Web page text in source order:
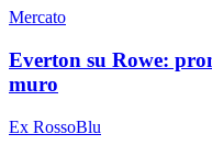
Mercato
Everton su Rowe:
muro
Ex RossoBlu